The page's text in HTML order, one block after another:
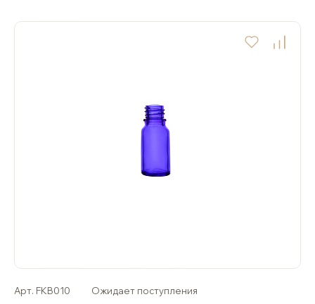
Арт. FKB010 Ожидает поступления